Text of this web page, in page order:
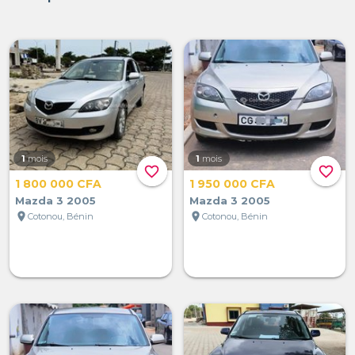
favorite_border
1 mois
1 800 000 CFA
Mazda 3 2005
location_on Cotonou, Bénin
favorite_border
1 mois
1 950 000 CFA
Mazda 3 2005
location_on Cotonou, Bénin